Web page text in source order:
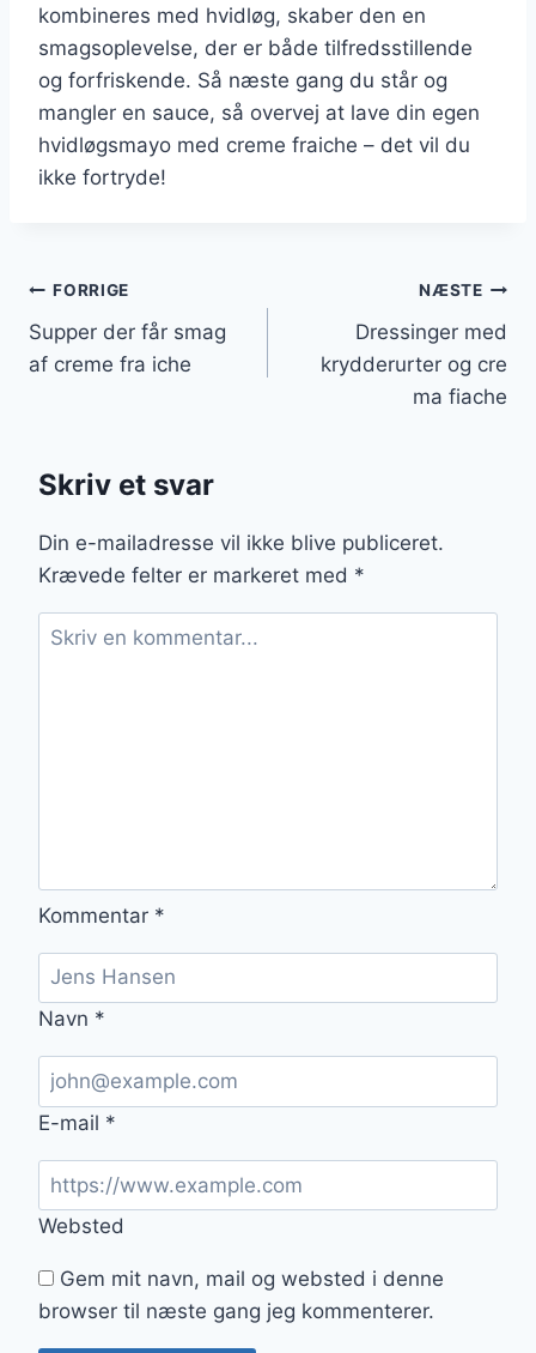
kombineres med hvidløg, skaber den en
smagsoplevelse, der er både tilfredsstillende
og forfriskende. Så næste gang du står og
mangler en sauce, så overvej at lave din egen
hvidløgsmayo med creme fraiche – det vil du
ikke fortryde!
Indlægsnavigation
FORRIGE
Supper der får smag
af creme fra iche
NÆSTE
Dressinger med
krydderurter og cre
ma fiache
Skriv et svar
Din e-mailadresse vil ikke blive publiceret.
Krævede felter er markeret med *
Kommentar *
Navn *
E-mail *
Websted
Gem mit navn, mail og websted i denne
browser til næste gang jeg kommenterer.